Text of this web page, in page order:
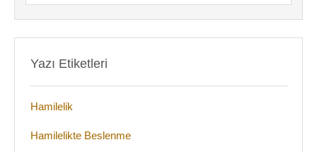
Yazı Etiketleri
Hamilelik
Hamilelikte Beslenme